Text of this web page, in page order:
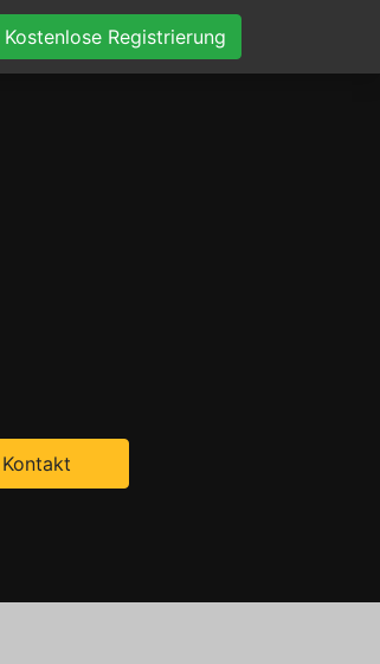
Kostenlose Registrierung
Kontakt